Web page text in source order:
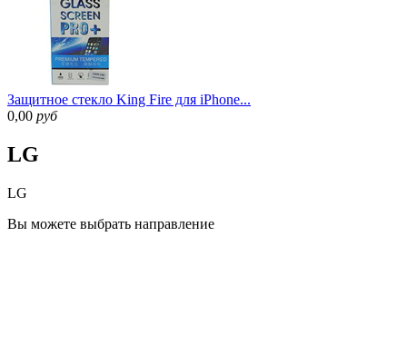
Защитное стекло King Fire для iPhone...
0,00 руб
LG
LG
Вы можете выбрать направление